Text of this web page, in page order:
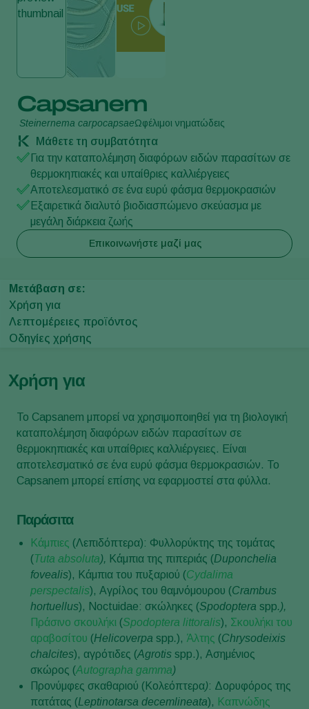
Capsanem
Steinernema carpocapsaeΩφέλιμοι νηματώδεις
Μάθετε τη συμβατότητα
Για την καταπολέμηση διαφόρων ειδών παρασίτων σε
θερμοκηπιακές και υπαίθριες καλλιέργειες
Αποτελεσματικό σε ένα ευρύ φάσμα θερμοκρασιών
Εξαιρετικά διαλυτό βιοδιασπώμενο σκεύασμα με
μεγάλη διάρκεια ζωής
Επικοινωνήστε μαζί μας
Μετάβαση σε:
Χρήση για
Λεπτομέρειες προϊόντος
Οδηγίες χρήσης
Χρήση για
Το Capsanem μπορεί να χρησιμοποιηθεί για τη βιολογική
καταπολέμηση διαφόρων ειδών παρασίτων σε
θερμοκηπιακές και υπαίθριες καλλιέργειες. Είναι
αποτελεσματικό σε ένα ευρύ φάσμα θερμοκρασιών. Το
Capsanem μπορεί επίσης να εφαρμοστεί στα φύλλα.
Παράσιτα
Κάμπιες (Λεπιδόπτερα): Φυλλορύκτης της τομάτας
(Tuta absoluta), Κάμπια της πιπεριάς (Duponchelia
fovealis), Κάμπια του πυξαριού (Cydalima
perspectalis), Αγρίλος του θαμνόμουρου (Crambus
hortuellus), Noctuidae: σκώληκες (Spodoptera spp.),
Πράσινο σκουλήκι (Spodoptera littoralis), Σκουλήκι του
αραβοσίτου (Helicoverpa spp.), Άλτης (Chrysodeixis
chalcites), αγρότιδες (Agrotis spp.), Ασημένιος
σκώρος (Autographa gamma)
Προνύμφες σκαθαριού (Κολεόπτερα): Δορυφόρος της
πατάτας (Leptinotarsa decemlineata), Καπνώδης